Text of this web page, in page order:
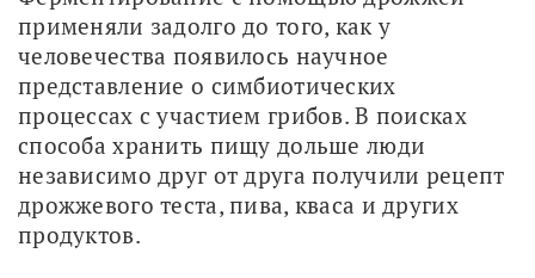
применяли задолго до того, как у
человечества появилось научное
представление о симбиотических
процессах с участием грибов. В поисках
способа хранить пищу дольше люди
независимо друг от друга получили рецепт
дрожжевого теста, пива, кваса и других
продуктов.